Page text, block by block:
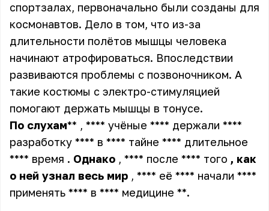
спортзалах, первоначально были созданы для
космонавтов. Дело в том, что из-за
длительности полётов мышцы человека
начинают атрофироваться. Впоследствии
развиваются проблемы с позвоночником. А
такие костюмы с электро-стимуляцией
помогают держать мышцы в тонусе.
По слухам** , **** учёные **** держали ****
разработку **** в **** тайне **** длительное
**** время . Однако , **** после **** того , как
о ней узнал весь мир , **** её **** начали ****
применять **** в **** медицине **.